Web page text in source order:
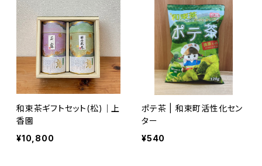
和束茶ギフトセット(松)｜上
香園
¥10,800
ポテ茶 | 和束町活性化セン
ター
¥540